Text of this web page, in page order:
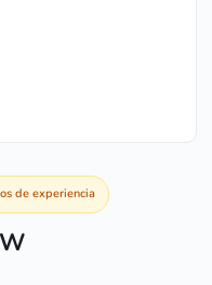
de experiencia